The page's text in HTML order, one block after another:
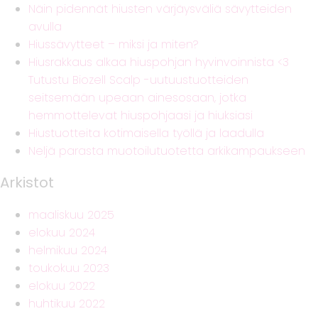
Näin pidennät hiusten värjäysväliä sävytteiden
avulla
Hiussävytteet – miksi ja miten?
Hiusrakkaus alkaa hiuspohjan hyvinvoinnista <3
Tutustu Biozell Scalp -uutuustuotteiden
seitsemään upeaan ainesosaan, jotka
hemmottelevat hiuspohjaasi ja hiuksiasi
Hiustuotteita kotimaisella työllä ja laadulla
Neljä parasta muotoilutuotetta arkikampaukseen
Arkistot
maaliskuu 2025
elokuu 2024
helmikuu 2024
toukokuu 2023
elokuu 2022
huhtikuu 2022